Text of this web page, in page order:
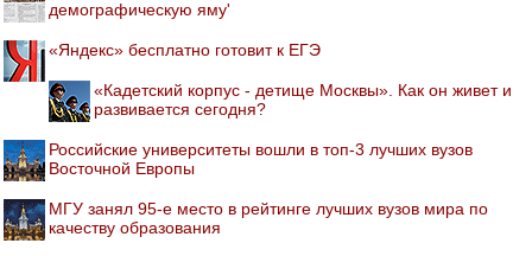
демографическую яму'
«Яндекс» бесплатно готовит к ЕГЭ
«Кадетский корпус - детище Москвы». Как он живет и
развивается сегодня?
Российские университеты вошли в топ-3 лучших вузов
Восточной Европы
МГУ занял 95-е место в рейтинге лучших вузов мира по
качеству образования